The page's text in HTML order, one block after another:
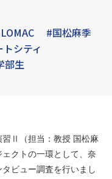
#国松麻季
シティ
部生
習Ⅱ（担当：教授 国松麻
クトの一環として、奈
ビュー調査を行いまし